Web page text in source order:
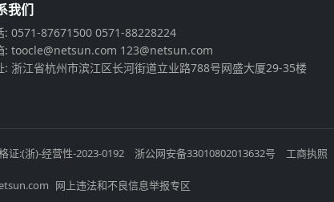
我们
: 0571-87671500 0571-88228224
: toocle@netsun.com 123@netsun.com
: 浙江省杭州市滨江区长河街道立业路788号网盛大厦29-35楼
证:(浙)-经营性-2023-0192 浙公网安备33010802013632号 工商执照
网上违法和不良信息举报专区